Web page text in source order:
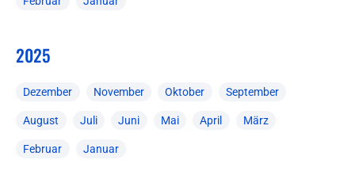
2025
Dezember November Oktober September
August Juli Juni Mai April März
Februar Januar